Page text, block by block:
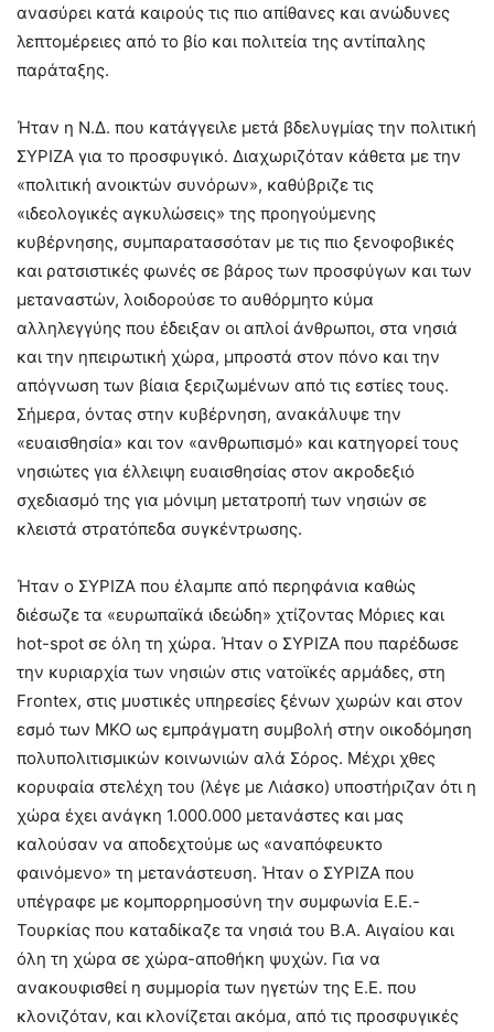
ανασύρει κατά καιρούς τις πιο απίθανες και ανώδυνες
λεπτομέρειες από το βίο και πολιτεία της αντίπαλης
παράταξης.
Ήταν η Ν.Δ. που κατάγγειλε μετά βδελυγμίας την πολιτική
ΣΥΡΙΖΑ για το προσφυγικό. Διαχωριζόταν κάθετα με την
«πολιτική ανοικτών συνόρων», καθύβριζε τις
«ιδεολογικές αγκυλώσεις» της προηγούμενης
κυβέρνησης, συμπαρατασσόταν με τις πιο ξενοφοβικές
και ρατσιστικές φωνές σε βάρος των προσφύγων και των
μεταναστών, λοιδορούσε το αυθόρμητο κύμα
αλληλεγγύης που έδειξαν οι απλοί άνθρωποι, στα νησιά
και την ηπειρωτική χώρα, μπροστά στον πόνο και την
απόγνωση των βίαια ξεριζωμένων από τις εστίες τους.
Σήμερα, όντας στην κυβέρνηση, ανακάλυψε την
«ευαισθησία» και τον «ανθρωπισμό» και κατηγορεί τους
νησιώτες για έλλειψη ευαισθησίας στον ακροδεξιό
σχεδιασμό της για μόνιμη μετατροπή των νησιών σε
κλειστά στρατόπεδα συγκέντρωσης.
Ήταν ο ΣΥΡΙΖΑ που έλαμπε από περηφάνια καθώς
διέσωζε τα «ευρωπαϊκά ιδεώδη» χτίζοντας Μόριες και
hot-spot σε όλη τη χώρα. Ήταν ο ΣΥΡΙΖΑ που παρέδωσε
την κυριαρχία των νησιών στις νατοϊκές αρμάδες, στη
Frontex, στις μυστικές υπηρεσίες ξένων χωρών και στον
εσμό των ΜΚΟ ως εμπράγματη συμβολή στην οικοδόμηση
πολυπολιτισμικών κοινωνιών αλά Σόρος. Μέχρι χθες
κορυφαία στελέχη του (λέγε με Λιάσκο) υποστήριζαν ότι η
χώρα έχει ανάγκη 1.000.000 μετανάστες και μας
καλούσαν να αποδεχτούμε ως «αναπόφευκτο
φαινόμενο» τη μετανάστευση. Ήταν ο ΣΥΡΙΖΑ που
υπέγραφε με κομπορρημοσύνη την συμφωνία Ε.Ε.-
Τουρκίας που καταδίκαζε τα νησιά του Β.Α. Αιγαίου και
όλη τη χώρα σε χώρα-αποθήκη ψυχών. Για να
ανακουφισθεί η συμμορία των ηγετών της Ε.Ε. που
κλονιζόταν, και κλονίζεται ακόμα, από τις προσφυγικές